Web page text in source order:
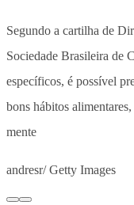
Segundo a cartilha de
Sociedade Brasileira de
específicos, é possível
bons hábitos
mente
andresr/ Getty Images